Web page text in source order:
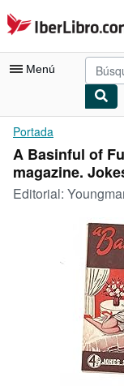
Pasar al contenido
IberLibro.com
Menú
Mi cuenta
Consultar mis
Búsqueda avanzada
Libros antiguos
Arte y coleccionismo
Comenzar a vender
Portada
A Basinful of
magazine.
Editorial: